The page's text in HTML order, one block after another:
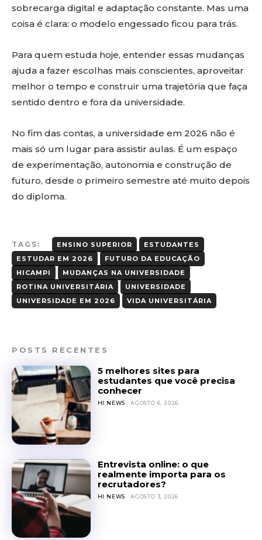
sobrecarga digital e adaptação constante. Mas uma
coisa é clara: o modelo engessado ficou para trás.
Para quem estuda hoje, entender essas mudanças
ajuda a fazer escolhas mais conscientes, aproveitar
melhor o tempo e construir uma trajetória que faça
sentido dentro e fora da universidade.
No fim das contas, a universidade em 2026 não é
mais só um lugar para assistir aulas. É um espaço
de experimentação, autonomia e construção de
futuro, desde o primeiro semestre até muito depois
do diploma.
TAGS: ENSINO SUPERIOR
ESTUDANTES
ESTUDAR EM 2026
FUTURO DA EDUCAÇÃO
HICAMPI
MUDANÇAS NA UNIVERSIDADE
ROTINA UNIVERSITÁRIA
UNIVERSIDADE
UNIVERSIDADE EM 2026
VIDA UNIVERSITÁRIA
POSTS RECENTES
5 melhores sites para
estudantes que você precisa
conhecer
HI NEWS AGOSTO 6, 2026
Entrevista online: o que
realmente importa para os
recrutadores?
HI NEWS AGOSTO 3, 2026